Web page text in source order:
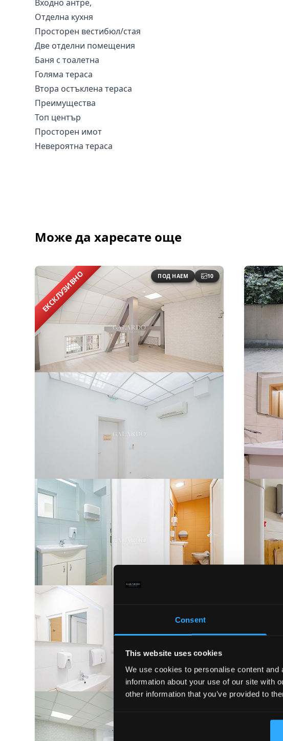
Consent
This website uses cookies
We use cookies to personalise content
information about your use of our site with
other information that you’ve provided to
Входно антре,
Отделна кухня
Просторен вестибюл/стая
Две отделни помещения
Баня с тоалетна
Голяма тераса
Втора остъклена тераса
Преимущества
Топ център
Просторен имот
Невероятна тераса
Може да харесате още
ЕКСКЛУЗИВНО ПОД НАЕМ 10